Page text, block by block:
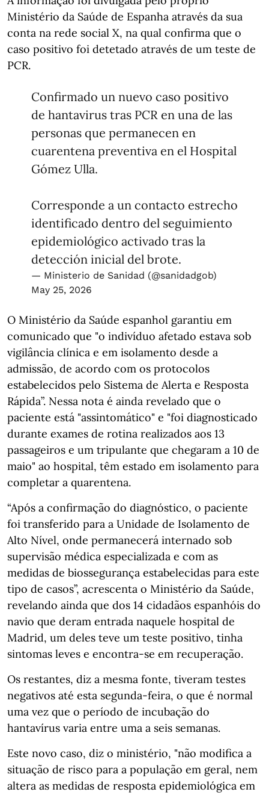
Ministério da Saúde de Espanha através da sua
conta na rede social X, na qual confirma que o
caso positivo foi detetado através de um teste de
PCR.
Confirmado un nuevo caso positivo
de hantavirus tras PCR en una de las
personas que permanecen en
cuarentena preventiva en el Hospital
Gómez Ulla.
Corresponde a un contacto estrecho
identificado dentro del seguimiento
epidemiológico activado tras la
detección inicial del brote.
— Ministerio de Sanidad (@sanidadgob)
May 25, 2026
O Ministério da Saúde espanhol garantiu em
comunicado que "o indivíduo afetado estava sob
vigilância clínica e em isolamento desde a
admissão, de acordo com os protocolos
estabelecidos pelo Sistema de Alerta e Resposta
Rápida”. Nessa nota é ainda revelado que o
paciente está "assintomático" e "foi diagnosticado
durante exames de rotina realizados aos 13
passageiros e um tripulante que chegaram a 10 de
maio" ao hospital, têm estado em isolamento para
completar a quarentena.
“Após a confirmação do diagnóstico, o paciente
foi transferido para a Unidade de Isolamento de
Alto Nível, onde permanecerá internado sob
supervisão médica especializada e com as
medidas de biossegurança estabelecidas para este
tipo de casos”, acrescenta o Ministério da Saúde,
revelando ainda que dos 14 cidadãos espanhóis do
navio que deram entrada naquele hospital de
Madrid, um deles teve um teste positivo, tinha
sintomas leves e encontra-se em recuperação.
Os restantes, diz a mesma fonte, tiveram testes
negativos até esta segunda-feira, o que é normal
uma vez que o período de incubação do
hantavírus varia entre uma a seis semanas.
Este novo caso, diz o ministério, "não modifica a
situação de risco para a população em geral, nem
altera as medidas de resposta epidemiológica em